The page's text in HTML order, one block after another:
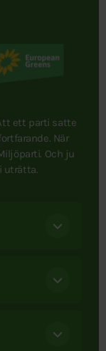
ett parti satte
När
Och ju
uträtta.